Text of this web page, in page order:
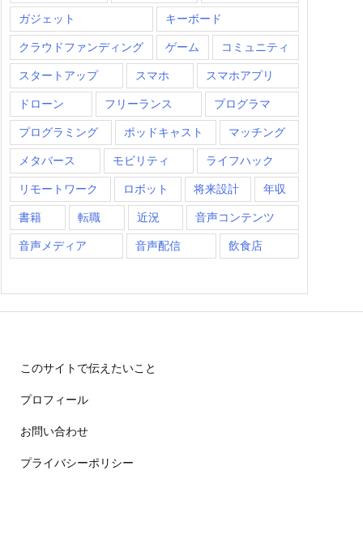
ガジェット キーボード
クラウドファンディング ゲーム コミュニティ
スタートアップ スマホ スマホアプリ
ドローン フリーランス プログラマ
プログラミング ポッドキャスト マッチング
メタバース モビリティ ライフハック
リモートワーク ロボット 将来設計 年収
書籍 転職 近況 音声コンテンツ
音声メディア 音声配信 飲食店
このサイトで伝えたいこと
プロフィール
お問い合わせ
プライバシーポリシー